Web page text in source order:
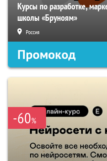
Курсы по разработке,
школы «Бруноям»
Россия
Промокод
-60%